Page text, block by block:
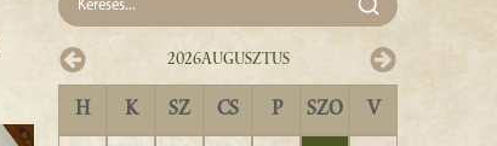
2026Augusztus
H K SZ CS P SZO V